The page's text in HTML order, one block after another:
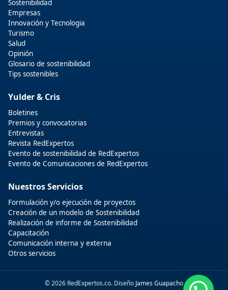
Sostenibilidad
Empresas
Innovación y Tecnologia
Turismo
Salud
Opinión
Glosario de sostenibilidad
Tips sostenibles
Yulder & Cris
Boletines
Premios y convocatorias
Entrevistas
Revista RedExpertos
Evento de sostenibilidad de RedExpertos
Evento de Comunicaciones de RedExpertos
Nuestros Servicios
Formulación y/o ejecución de proyectos
Creación de un modelo de Sostenibilidad
Realización de informe de Sostenibilidad
Capacitación
Comunicación interna y externa
Otros servicios
© 2026 RedExpertos.co. Diseño James Guapacho